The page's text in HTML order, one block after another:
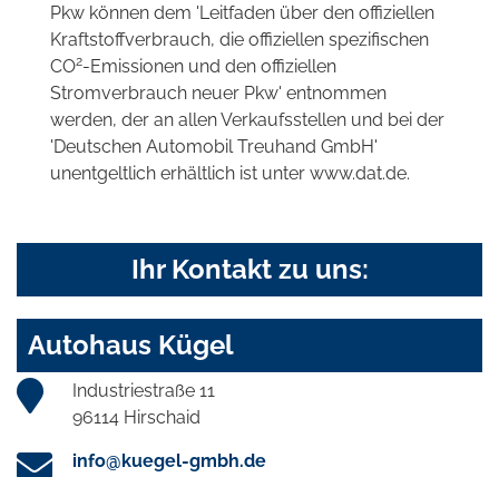
Pkw können dem 'Leitfaden über den offiziellen
Kraftstoffverbrauch, die offiziellen spezifischen
CO2-Emissionen und den offiziellen
Stromverbrauch neuer Pkw' entnommen
werden, der an allen Verkaufsstellen und bei der
'Deutschen Automobil Treuhand GmbH'
unentgeltlich erhältlich ist unter www.dat.de.
Ihr Kontakt zu uns:
Autohaus Kügel
Industriestraße 11
96114 Hirschaid
info@kuegel-gmbh.de